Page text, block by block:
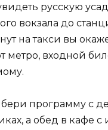
русскую
вокзала до
на такси вы
метро, входной
программу с
а обед в кафе с